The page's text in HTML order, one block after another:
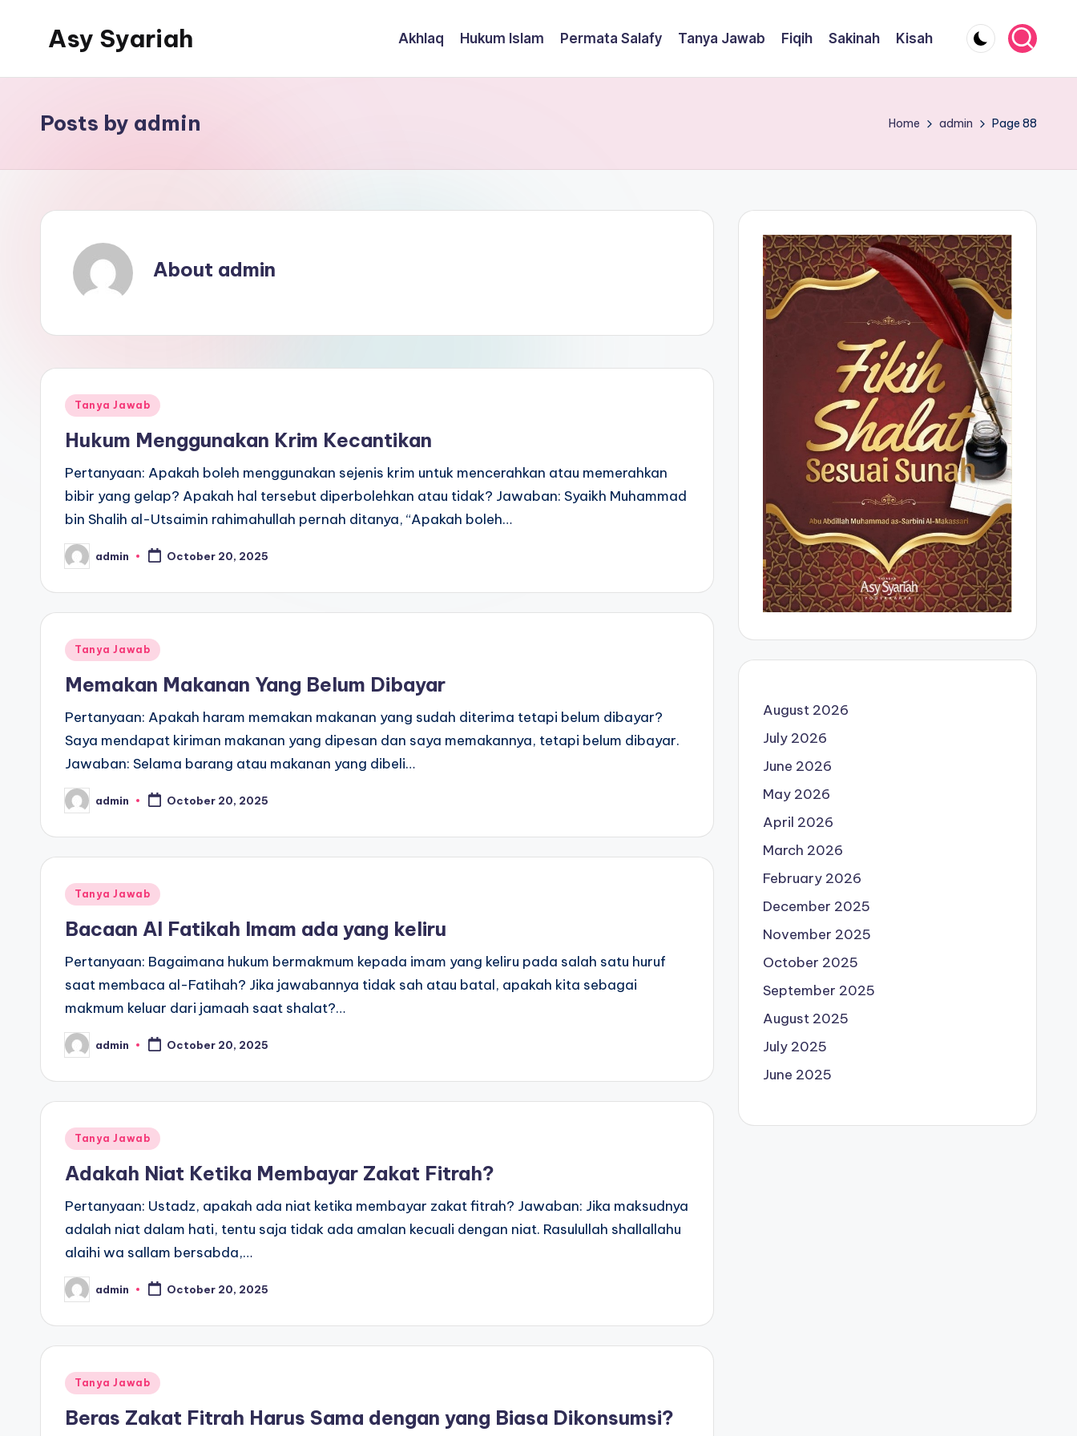
Asy Syariah
Ilmu
Akhlaq Hukum Islam Permata Salafy Tanya Jawab Fiqih Sakinah Kisah
Posts by admin Home admin Page 88
About admin
Posted
Tanya Jawab
Hukum Menggunakan Krim Kecantikan
Pertanyaan: Apakah boleh menggunakan sejenis krim untuk mencerahkan atau memerahkan
bibir yang gelap? Apakah hal tersebut diperbolehkan atau tidak? Jawaban: Syaikh Muhammad
bin Shalih al-Utsaimin rahimahullah pernah ditanya, “Apakah boleh…
Posted
by
admin October 20, 2025
Posted
Tanya Jawab
Memakan Makanan Yang Belum Dibayar
Pertanyaan: Apakah haram memakan makanan yang sudah diterima tetapi belum dibayar?
Saya mendapat kiriman makanan yang dipesan dan saya memakannya, tetapi belum dibayar.
Jawaban: Selama barang atau makanan yang dibeli…
Posted
by
admin October 20, 2025
Posted
Tanya Jawab
Bacaan Al Fatikah Imam ada yang keliru
Pertanyaan: Bagaimana hukum bermakmum kepada imam yang keliru pada salah satu huruf
saat membaca al-Fatihah? Jika jawabannya tidak sah atau batal, apakah kita sebagai
makmum keluar dari jamaah saat shalat?…
Posted
by
admin October 20, 2025
Posted
Tanya Jawab
Adakah Niat Ketika Membayar Zakat Fitrah?
Pertanyaan: Ustadz, apakah ada niat ketika membayar zakat fitrah? Jawaban: Jika maksudnya
adalah niat dalam hati, tentu saja tidak ada amalan kecuali dengan niat. Rasulullah shallallahu
alaihi wa sallam bersabda,…
Posted
by
admin October 20, 2025
Posted
Tanya Jawab
Beras Zakat Fitrah Harus Sama dengan yang Biasa Dikonsumsi?
August 2026
July 2026
June 2026
May 2026
April 2026
March 2026
February 2026
December 2025
November 2025
October 2025
September 2025
August 2025
July 2025
June 2025